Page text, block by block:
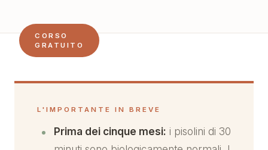
CORSO
GRATUITO
L'IMPORTANTE IN BREVE
Prima dei cinque mesi: i pisolini di 30